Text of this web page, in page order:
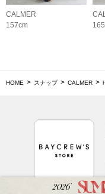
CALMER
157cm
HOME スナップ CALMER